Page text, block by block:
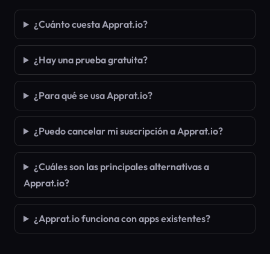
¿Cuánto cuesta Apprat.io?
¿Hay una prueba gratuita?
¿Para qué se usa Apprat.io?
¿Puedo cancelar mi suscripción a Apprat.io?
¿Cuáles son las principales alternativas a
Apprat.io?
¿Apprat.io funciona con apps existentes?